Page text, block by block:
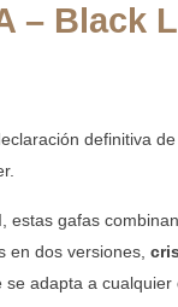
– Black
definitiva
, estas gafas
en dos versiones,
se adapta a cualquier